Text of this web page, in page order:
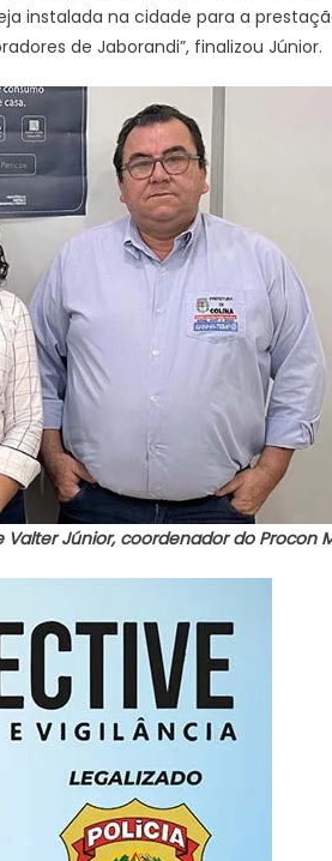
instalada na cidade para a
de Jaborandi”, finalizou Júnior.
Júnior, coordenador do Procon